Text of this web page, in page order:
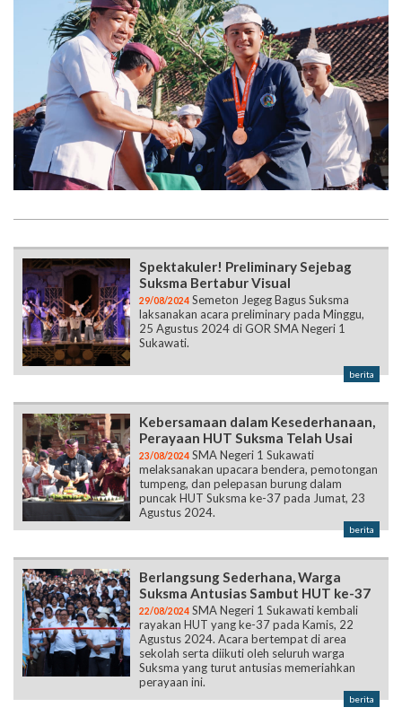
Spektakuler! Preliminary Sejebag
Suksma Bertabur Visual
29/08/2024 Semeton Jegeg Bagus Suksma
laksanakan acara preliminary pada Minggu,
25 Agustus 2024 di GOR SMA Negeri 1
Sukawati.
berita
Kebersamaan dalam Kesederhanaan,
Perayaan HUT Suksma Telah Usai
23/08/2024 SMA Negeri 1 Sukawati
melaksanakan upacara bendera, pemotongan
tumpeng, dan pelepasan burung dalam
puncak HUT Suksma ke-37 pada Jumat, 23
Agustus 2024.
berita
Berlangsung Sederhana, Warga
Suksma Antusias Sambut HUT ke-37
22/08/2024 SMA Negeri 1 Sukawati kembali
rayakan HUT yang ke-37 pada Kamis, 22
Agustus 2024. Acara bertempat di area
sekolah serta diikuti oleh seluruh warga
Suksma yang turut antusias memeriahkan
perayaan ini.
berita